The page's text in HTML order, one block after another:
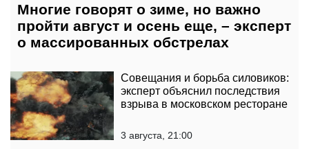
Многие говорят о зиме, но важно
пройти август и осень еще, – эксперт
о массированных обстрелах
Совещания и борьба силовиков:
эксперт объяснил последствия
взрыва в московском ресторане
3 августа, 21:00